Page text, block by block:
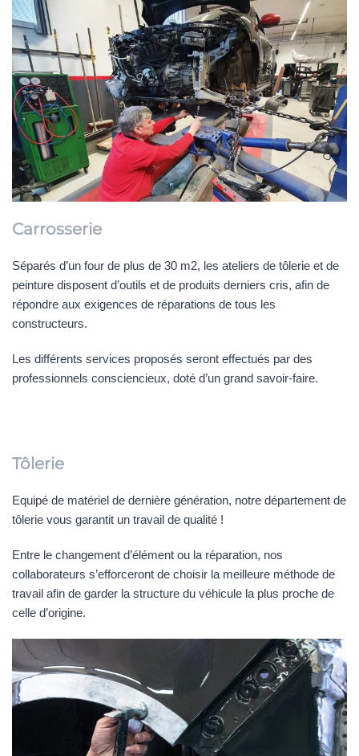
Carrosserie
Séparés d’un four de plus de 30 m2, les ateliers de tôlerie et de
peinture disposent d’outils et de produits derniers cris, afin de
répondre aux exigences de réparations de tous les
constructeurs.
Les différents services proposés seront effectués par des
professionnels consciencieux, doté d’un grand savoir-faire.
Tôlerie
Equipé de matériel de dernière génération, notre département de
tôlerie vous garantit un travail de qualité !
Entre le changement d’élément ou la réparation, nos
collaborateurs s’efforceront de choisir la meilleure méthode de
travail afin de garder la structure du véhicule la plus proche de
celle d’origine.